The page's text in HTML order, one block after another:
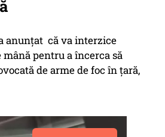
anunţat că va interzice
pentru a încerca să
de arme de foc în ţară,